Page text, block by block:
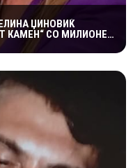
ЏИНОВИЌ
КАМЕН“ СО МИЛИОНЕР